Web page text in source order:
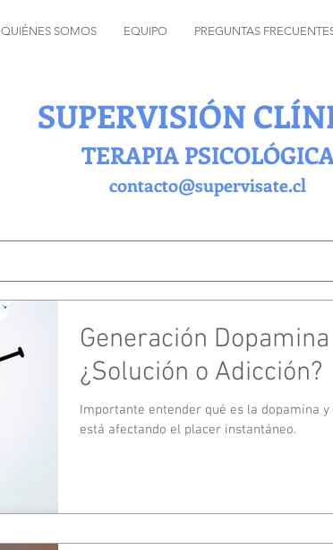
QUIÉNES SOMOS EQUIPO PREGUNTAS
SUPERVISIÓN
TERAPIA
contacto@supervisate.cl
Generación Dopamina
¿Solución o Adicción?
Importante entender qué es la dopamina y
está afectando el placer instantáneo.